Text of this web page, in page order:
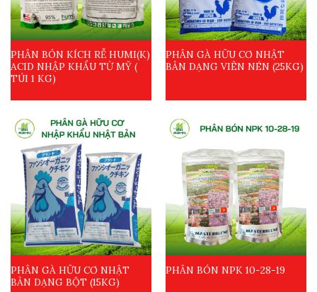
PHÂN BÓN KÍCH RỄ HUMI(K)
ACID NHẬP KHẨU TỪ MỸ (
TÚI 1 KG)
PHÂN GÀ HỮU CƠ NHẬT
BẢN DẠNG VIÊN NÉN (25KG)
PHÂN GÀ HỮU CƠ NHẬT
BẢN DẠNG BỘT (15KG)
PHÂN BÓN NPK 10-28-19